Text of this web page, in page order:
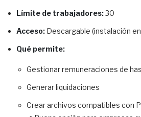
Límite de trabajadores:30
Acceso: Descargable (instalación
Qué permite:
Gestionar remuneraciones de
Generar liquidaciones
Crear archivos compatibles con